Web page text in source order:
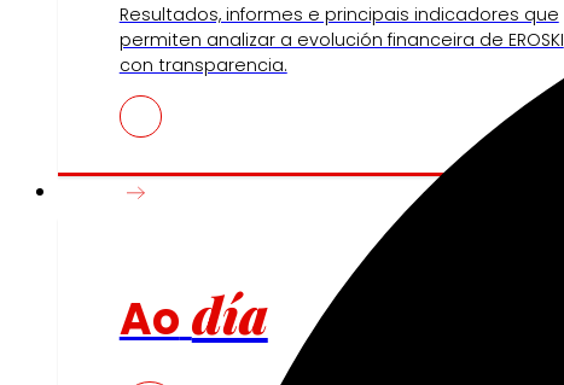
Resultados, informes e principais indicadores que
permiten analizar a evolución financeira de EROSKI
con transparencia.
Prensa
Ao día